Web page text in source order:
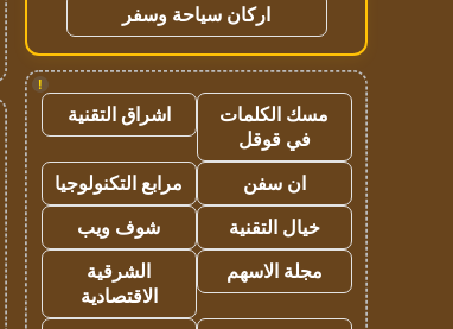
اركان سياحة وسفر
!
مسك الكلمات
في قوقل
اشراق التقنية
ان سفن
مرابع التكنولوجيا
خيال التقنية
شوف ويب
مجلة الاسهم
الشرقية
الاقتصادية